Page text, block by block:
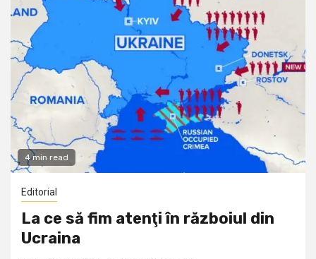
4 min read
Editorial
La ce să fim atenţi în războiul din
Ucraina